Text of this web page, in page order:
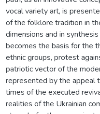
vocal variety art, is
of the folklore tradition in
dimensions and in
becomes the basis for the
ethnic groups, protest
patriotic vector of the
represented by the appeal
times of the executed
realities of the Ukrainian